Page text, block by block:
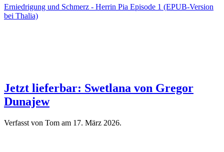
Erniedrigung und Schmerz - Herrin Pia Episode 1 (EPUB-Version
bei Thalia)
Jetzt lieferbar: Swetlana von Gregor
Dunajew
Verfasst von Tom am 17. März 2026.